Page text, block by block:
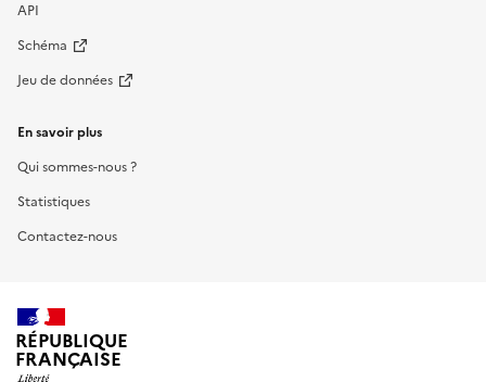
API
Schéma
Jeu de données
En savoir plus
Qui sommes-nous ?
Statistiques
Contactez-nous
RÉPUBLIQUE
FRANÇAISE